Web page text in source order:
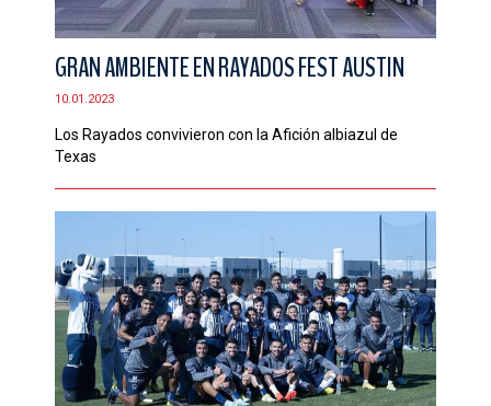
GRAN AMBIENTE EN RAYADOS FEST AUSTIN
10.01.2023
Los Rayados convivieron con la Afición albiazul de
Texas